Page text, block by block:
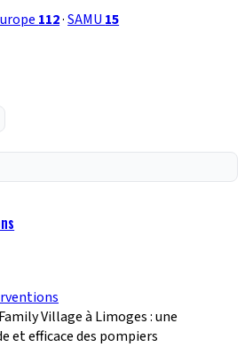
112·SAMU 15
Village à Limoges : une
et efficace des pompiers